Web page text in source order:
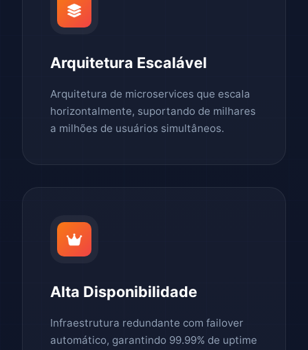
Arquitetura Escalável
Arquitetura de microservices que escala
horizontalmente, suportando de milhares
a milhões de usuários simultâneos.
Alta Disponibilidade
Infraestrutura redundante com failover
automático, garantindo 99.99% de uptime